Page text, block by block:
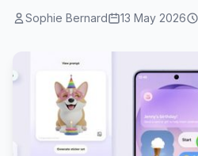
Sophie Bernard 13 May 2026